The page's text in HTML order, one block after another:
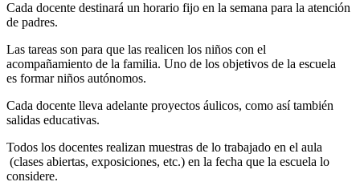
Cada docente destinará un horario fijo en la semana para la atención
de padres.
Las tareas son para que las realicen los niños con el
acompañamiento de la familia. Uno de los objetivos de la escuela
es formar niños autónomos.
Cada docente lleva adelante proyectos áulicos, como así también
salidas educativas.
Todos los docentes realizan muestras de lo trabajado en el aula
(clases abiertas, exposiciones, etc.) en la fecha que la escuela lo
considere.